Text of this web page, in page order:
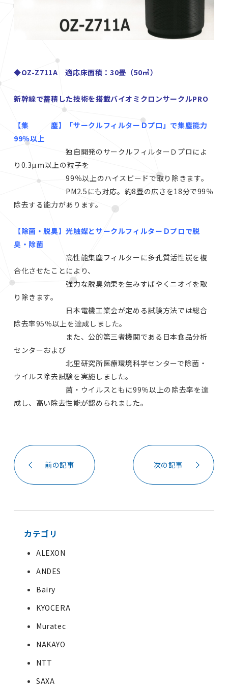
◆OZ-Z711A 適応床面積：30畳（50㎡）
新幹線で蓄積した技術を搭載バイオミクロンサークルPRO
【集 塵】「サークルフィルターＤプロ」で集塵能力
99％以上
独自開発のサークルフィルターＤプロによ
り0.3µm以上の粒子を
99％以上のハイスピードで取り除きます。
PM2.5にも対応。約8畳の広さを18分で99％
除去する能力があります。
【除菌・脱臭】光触媒とサークルフィルターＤプロで脱
臭・除菌
高性能集塵フィルターに多孔質活性炭を複
合化させたことにより、
強力な脱臭効果を生みすばやくニオイを取
り除きます。
日本電機工業会が定める試験方法では総合
除去率95％以上を達成しました。
また、公的第三者機関である日本食品分析
センターおよび
北里研究所医療環境科学センターで除菌・
ウイルス除去試験を実施しました。
菌・ウイルスともに99％以上の除去率を達
成し、高い除去性能が認められました。
前の記事 次の記事
カテゴリ
ALEXON
ANDES
Bairy
KYOCERA
Muratec
NAKAYO
NTT
SAXA